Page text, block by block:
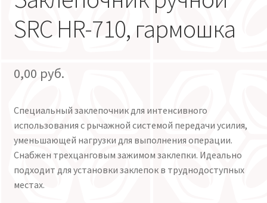
SRC HR-710, гармошка
0,00 руб.
Специальный заклепочник для интенсивного
использования с рычажной системой передачи усилия,
уменьшающей нагрузки для выполнения операции.
Снабжен трехцанговым зажимом заклепки. Идеально
подходит для установки заклепок в труднодоступных
местах.